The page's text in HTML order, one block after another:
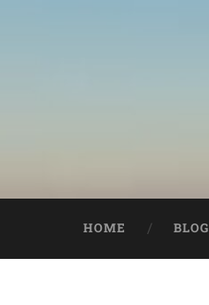
HOME BLOG